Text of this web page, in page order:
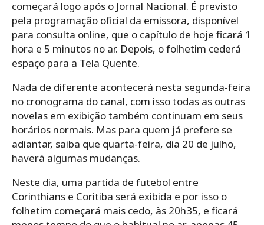
começará logo após o Jornal Nacional. É previsto
pela programação oficial da emissora, disponível
para consulta online, que o capítulo de hoje ficará 1
hora e 5 minutos no ar. Depois, o folhetim cederá
espaço para a Tela Quente.
Nada de diferente acontecerá nesta segunda-feira
no cronograma do canal, com isso todas as outras
novelas em exibição também continuam em seus
horários normais. Mas para quem já prefere se
adiantar, saiba que quarta-feira, dia 20 de julho,
haverá algumas mudanças.
Neste dia, uma partida de futebol entre
Corinthians e Coritiba será exibida e por isso o
folhetim começará mais cedo, às 20h35, e ficará